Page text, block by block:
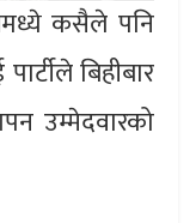
कसैले पनि
बिहीबार
उम्मेदवारको